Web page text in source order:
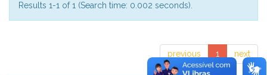
Results 1-1 of 1 (Search time: 0.002 seconds).
previous 1 next